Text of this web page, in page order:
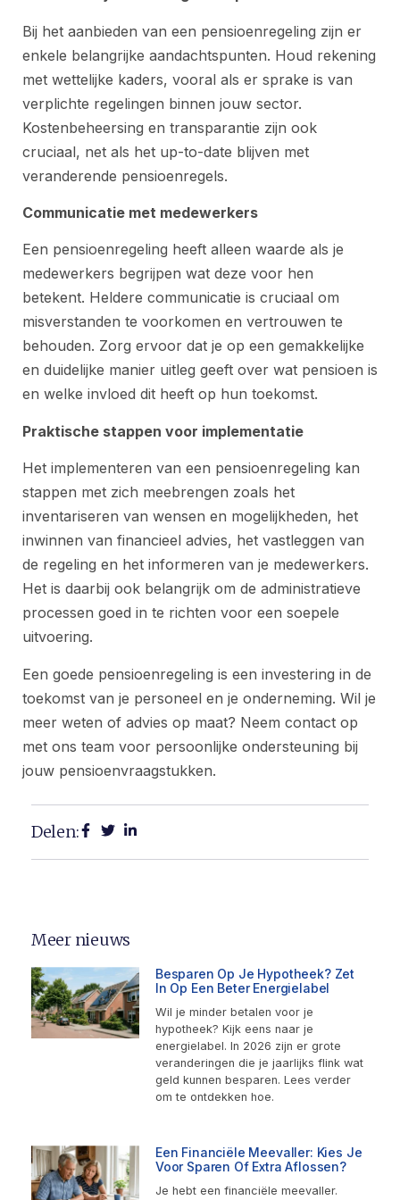
Bij het aanbieden van een pensioenregeling zijn er
enkele belangrijke aandachtspunten. Houd rekening
met wettelijke kaders, vooral als er sprake is van
verplichte regelingen binnen jouw sector.
Kostenbeheersing en transparantie zijn ook
cruciaal, net als het up-to-date blijven met
veranderende pensioenregels.
Communicatie met medewerkers
Een pensioenregeling heeft alleen waarde als je
medewerkers begrijpen wat deze voor hen
betekent. Heldere communicatie is cruciaal om
misverstanden te voorkomen en vertrouwen te
behouden. Zorg ervoor dat je op een gemakkelijke
en duidelijke manier uitleg geeft over wat pensioen is
en welke invloed dit heeft op hun toekomst.
Praktische stappen voor implementatie
Het implementeren van een pensioenregeling kan
stappen met zich meebrengen zoals het
inventariseren van wensen en mogelijkheden, het
inwinnen van financieel advies, het vastleggen van
de regeling en het informeren van je medewerkers.
Het is daarbij ook belangrijk om de administratieve
processen goed in te richten voor een soepele
uitvoering.
Een goede pensioenregeling is een investering in de
toekomst van je personeel en je onderneming. Wil je
meer weten of advies op maat? Neem contact op
met ons team voor persoonlijke ondersteuning bij
jouw pensioenvraagstukken.
Delen:
Meer nieuws
Besparen Op Je Hypotheek? Zet
In Op Een Beter Energielabel
Wil je minder betalen voor je
hypotheek? Kijk eens naar je
energielabel. In 2026 zijn er grote
veranderingen die je jaarlijks flink wat
geld kunnen besparen. Lees verder
om te ontdekken hoe.
Een Financiële Meevaller: Kies Je
Voor Sparen Of Extra Aflossen?
Je hebt een financiële meevaller.